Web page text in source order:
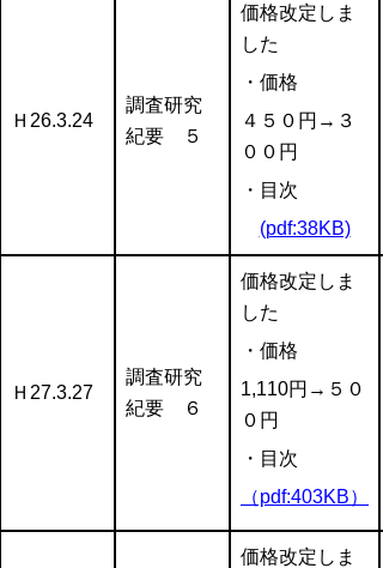
Ｈ26.3.24
調査研究
紀要 ５
価格改定しま
した
・価格
４５０円→３
００円
・目次
(pdf:38KB)
Ｈ27.3.27
調査研究
紀要 ６
価格改定しま
した
・価格
1,110円→５０
０円
・目次
（pdf:403KB）
価格改定しま